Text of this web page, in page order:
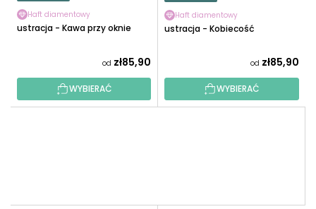
Haft diamentowy
Ilustracja - Kawa przy oknie
od zł85,90
WYBIERAĆ
Haft diamentowy
Ilustracja - Kobiecość
od zł85,90
WYBIERAĆ